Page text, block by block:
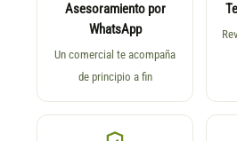
Asesoramiento por
WhatsApp
Un comercial te acompaña
de principio a fin